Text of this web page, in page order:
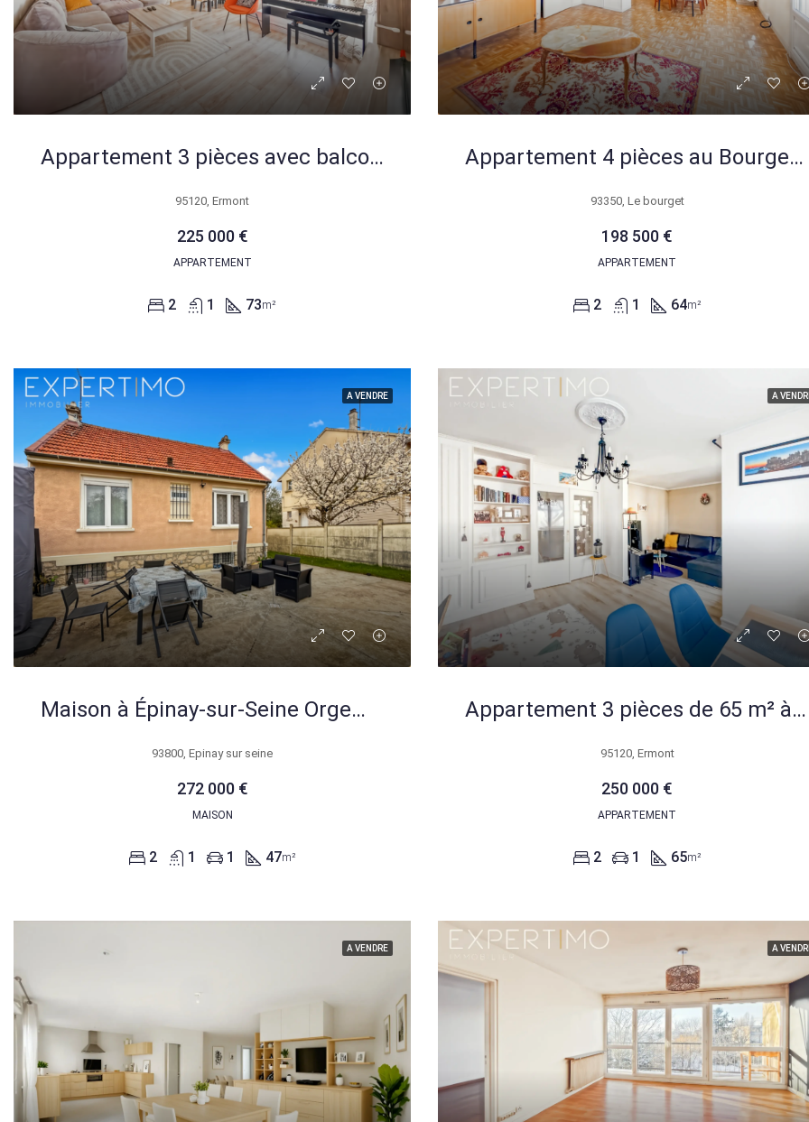
Appartement 3 pièces avec balcon, parking et cave à Ermont
95120, Ermont
225 000 €
APPARTEMENT
2 1 73m²
Appartement 4 pièces au Bourget avec potentiel de rénovation et emplacement idéal
93350, Le bourget
198 500 €
APPARTEMENT
2 1 64m²
A VENDRE
Maison à Épinay-sur-Seine Orgemont avec fort potentiel, 2 chambres, terrasse et parking
93800, Epinay sur seine
272 000 €
MAISON
2 1 1 47m²
A
Appartement 3 pièces de 65 m² à Ermont proche gare avec parking
95120, Ermont
250 000 €
APPARTEMENT
2 1 65m²
A VENDRE A